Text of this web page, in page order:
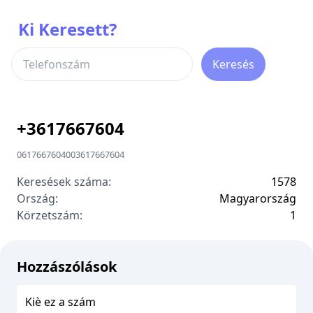
Ki Keresett?
Keresés
+3617667604
0617667604003617667604
Keresések száma:
1578
Ország:
Magyarország
Körzetszám:
1
Hozzászólások
Kiè ez a szám